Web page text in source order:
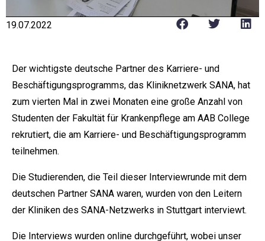
19.07.2022
Der wichtigste deutsche Partner des Karriere- und
Beschäftigungsprogramms, das Kliniknetzwerk SANA, hat
zum vierten Mal in zwei Monaten eine große Anzahl von
Studenten der Fakultät für Krankenpflege am AAB College
rekrutiert, die am Karriere- und Beschäftigungsprogramm
teilnehmen.
Die Studierenden, die Teil dieser Interviewrunde mit dem
deutschen Partner SANA waren, wurden von den Leitern
der Kliniken des SANA-Netzwerks in Stuttgart interviewt.
Die Interviews wurden online durchgeführt, wobei unser